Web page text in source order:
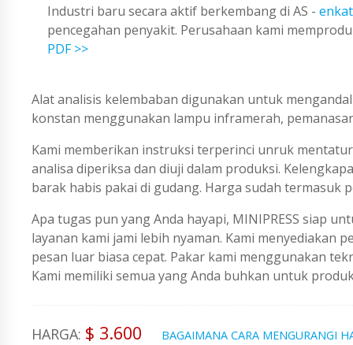
Industri baru secara aktif berkembang di AS -
pencegahan penyakit. Perusahaan kami
PDF >>
Alat analisis kelembaban digunakan untuk
konstan menggunakan lampu inframerah,
Kami memberikan instruksi terperinci unruk
analisa diperiksa dan diuji dalam produksi.
barak habis pakai di gudang. Harga sudah termasuk
Apa tugas pun yang Anda hayapi, MINIPRESS siap
layanan kami jami lebih nyaman. Kami menyediakan
pesan luar biasa cepat. Pakar kami menggunakan
Kami memiliki semua yang Anda buhkan untuk
HARGA: $ 3.600 BAGAIMANA CARA MENGURANGI